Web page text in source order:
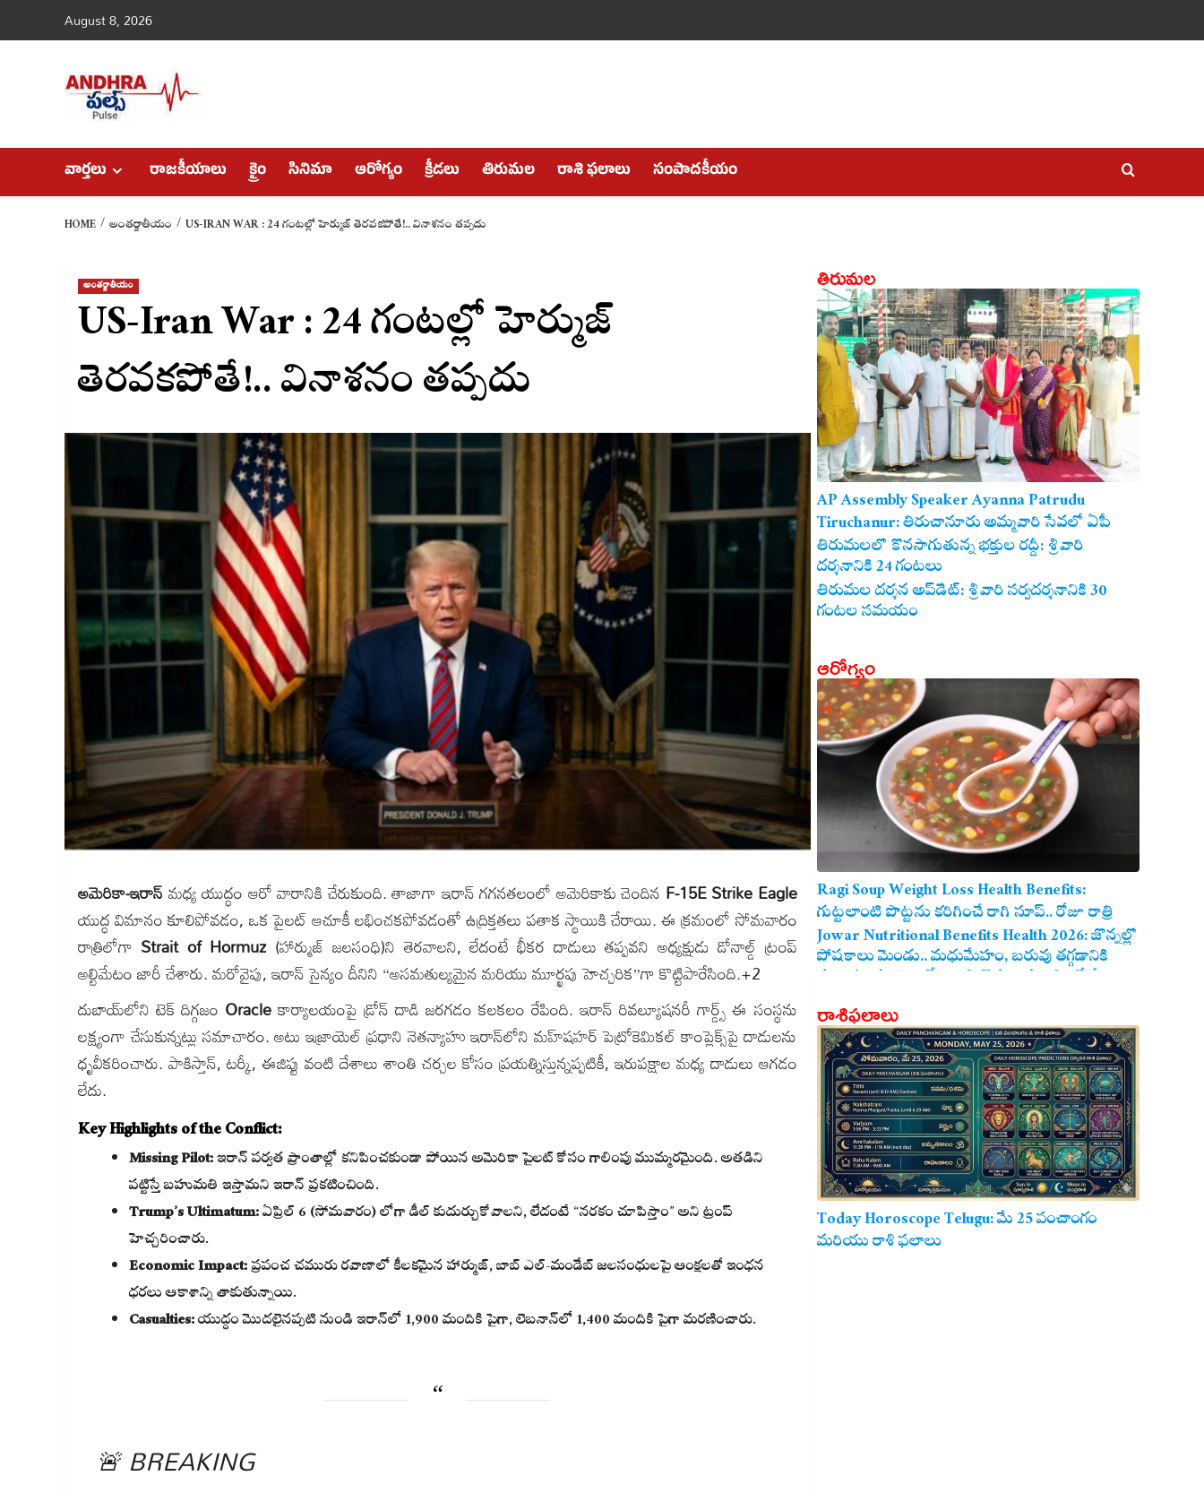
to
August 8, 2026
వార్తలు రాజకీయాలు క్రైం సినిమా ఆరోగ్యం క్రీడలు తిరుమల రాశి ఫలాలు సంపాదకీయం
HOME అంతర్జాతీయం US-IRAN WAR : 24 గంటల్లో హెర్ముజ్ తెరవకపోతే!.. వినాశనం తప్పదు
అంతర్జాతీయం
US-Iran War : 24 గంటల్లో హెర్ముజ్
తెరవకపోతే!.. వినాశనం తప్పదు
అమెరికా-ఇరాన్మధ్య యుద్ధం ఆరో వారానికి చేరుకుంది. తాజాగా ఇరాన్ గగనతలంలో అమెరికాకు చెందిన F-15E Strike Eagle
యుద్ధ విమానం కూలిపోవడం, ఒక పైలట్ ఆచూకీ లభించకపోవడంతో ఉద్రిక్తతలు పతాక స్థాయికి చేరాయి.ఈ క్రమంలో సోమవారం
రాత్రిలోగా Strait of Hormuz(హార్ముజ్ జలసంధి)ని తెరవాలని, లేదంటే భీకర దాడులు తప్పవని అధ్యక్షుడు డోనాల్డ్ ట్రంప్
అల్టిమేటం జారీ చేశారు.మరోవైపు, ఇరాన్ సైన్యం దీనిని “అసమతుల్యమైన మరియు మూర్ఖపు హెచ్చరిక”గా కొట్టిపారేసింది.+2
దుబాయ్‌లోని టెక్ దిగ్గజం Oracleకార్యాలయంపై డ్రోన్ దాడి జరగడం కలకలం రేపింది. ఇరాన్ రివల్యూషనరీ గార్డ్స్ ఈ సంస్థను
లక్ష్యంగా చేసుకున్నట్లు సమాచారం. అటు ఇజ్రాయెల్ ప్రధాని నెతన్యాహు ఇరాన్‌లోని మహ్‌షహర్ పెట్రోకెమికల్ కాంప్లెక్స్‌పై దాడులను
ధృవీకరించారు. పాకిస్తాన్, టర్కీ, ఈజిప్టు వంటి దేశాలు శాంతి చర్చల కోసం ప్రయత్నిస్తున్నప్పటికీ, ఇరుపక్షాల మధ్య దాడులు ఆగడం
లేదు.
Key Highlights of the Conflict:
Missing Pilot:ఇరాన్ పర్వత ప్రాంతాల్లో కనిపించకుండా పోయిన అమెరికా పైలట్ కోసం గాలింపు ముమ్మరమైంది. అతడిని
పట్టిస్తే బహుమతి ఇస్తామని ఇరాన్ ప్రకటించింది.
Trump’s Ultimatum:ఏప్రిల్ 6 (సోమవారం) లోగా డీల్ కుదుర్చుకోవాలని, లేదంటే “నరకం చూపిస్తాం” అని ట్రంప్
హెచ్చరించారు.
Economic Impact:ప్రపంచ చమురు రవాణాలో కీలకమైన హార్ముజ్, బాబ్ ఎల్-మండేబ్ జలసంధులపై ఆంక్షలతో ఇంధన
ధరలు ఆకాశాన్ని తాకుతున్నాయి.
Casualties:యుద్ధం మొదలైనప్పటి నుండి ఇరాన్‌లో 1,900 మందికి పైగా, లెబనాన్‌లో 1,400 మందికి పైగా మరణించారు.
🚨 BREAKING
తిరుమల
AP Assembly Speaker Ayanna Patrudu
Tiruchanur: తిరుచానూరు అమ్మవారి సేవలో ఏపీ
అసెంబ్లీ స్పీకర్.. కుటుంబ సమేతంగా దర్శించుకున్న
అయ్యన్నపాత్రుడు!
తిరుమలలో కొనసాగుతున్న భక్తుల రద్దీ: శ్రీవారి
దర్శనానికి 24 గంటలు
తిరుమల దర్శన అప్‌డేట్: శ్రీవారి సర్వదర్శనానికి 30
గంటల సమయం
ఆరోగ్యం
Ragi Soup Weight Loss Health Benefits:
గుట్టలాంటి పొట్టను కరిగించే రాగి సూప్.. రోజూ రాత్రి
తాగితే బరువు తగ్గడం ఖాయం!
Jowar Nutritional Benefits Health 2026: జొన్నల్లో
పోషకాలు మెండు.. మధుమేహం, బరువు తగ్గడానికి
మరియు గుండె ఆరోగ్యానికి జొన్న అన్నం ఎంతో మేలు!
రాశిఫలాలు
Today Horoscope Telugu: మే 25 పంచాంగం
మరియు రాశి ఫలాలు